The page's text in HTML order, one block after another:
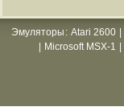
Эмуляторы : Atari 2600
Microsoft MSX-1